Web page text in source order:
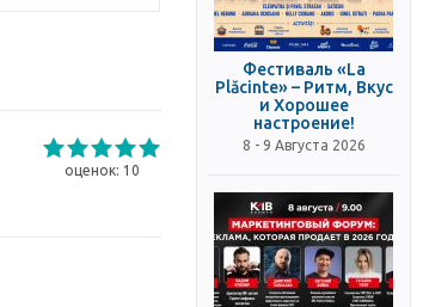
оценок: 10
Фестиваль «La
Plăcinte» – Ритм, Вкус
и Хорошее
настроение!
8 - 9 Августа 2026